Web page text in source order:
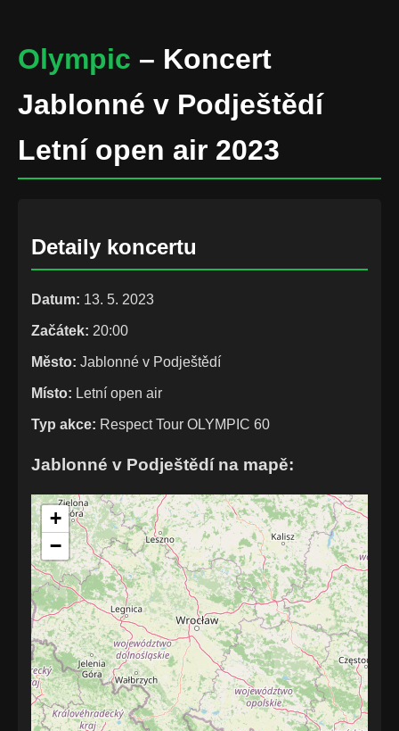
Olympic – Koncert
Jablonné v Podještědí
Letní open air 2023
Detaily koncertu
Datum: 13. 5. 2023
Začátek: 20:00
Město: Jablonné v Podještědí
Místo: Letní open air
Typ akce: Respect Tour OLYMPIC 60
Jablonné v Podještědí na mapě:
+
−